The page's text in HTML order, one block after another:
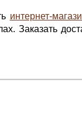
интернет-
Заказать